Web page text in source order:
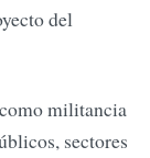
del
militancia
sectores